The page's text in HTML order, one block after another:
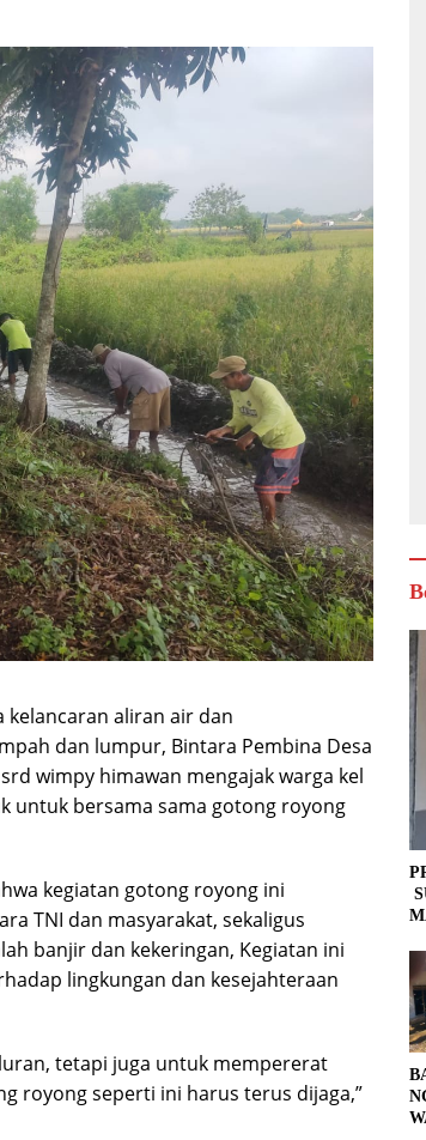
kelancaran aliran air dan
dan lumpur, Bintara Pembina Desa
wimpy himawan mengajak warga kel
untuk bersama sama gotong royong
kegiatan gotong royong ini
TNI dan masyarakat, sekaligus
banjir dan kekeringan, Kegiatan ini
lingkungan dan kesejahteraan
tetapi juga untuk mempererat
royong seperti ini harus terus dijaga,”